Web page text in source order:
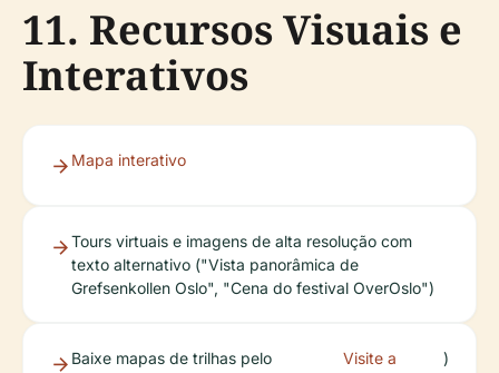
11. Recursos Visuais e
Interativos
Mapa interativo
Tours virtuais e imagens de alta resolução com
texto alternativo ("Vista panorâmica de
Grefsenkollen Oslo", "Cena do festival OverOslo")
Baixe mapas de trilhas pelo
Visite a
)